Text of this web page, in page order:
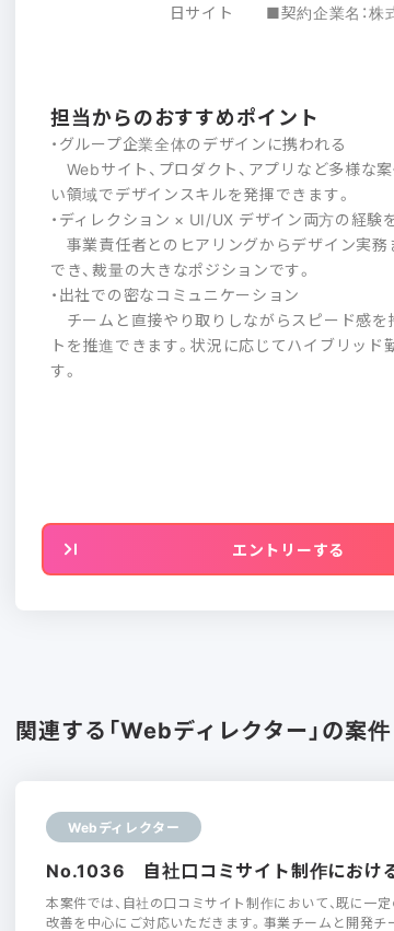
日サイト ■契約企業名：株
担当からのおすすめポイント
・グループ企業全体のデザインに携われる
Webサイト、プロダクト、アプリなど多様な
い領域でデザインスキルを発揮できます。
・ディレクション × UI/UX デザイン両方の経験
事業責任者とのヒアリングからデザイン実務
でき、裁量の大きなポジションです。
・出社での密なコミュニケーション
チームと直接やり取りしながらスピード感を
トを推進できます。状況に応じてハイブリッド
す。
エントリーする
関連する「Webディレクター」の案件
Webディレクター
No.1036 自社口コミサイト制作におけ
本案件では、自社の口コミサイト制作において、既に一
改善を中心にご対応いただきます。事業チームと開発チ